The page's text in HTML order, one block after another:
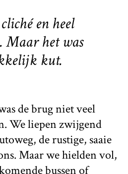
en heel
het was
kut.
de brug niet veel
We liepen zwijgend
de rustige, saaie
Maar we hielden vol,
bussen of